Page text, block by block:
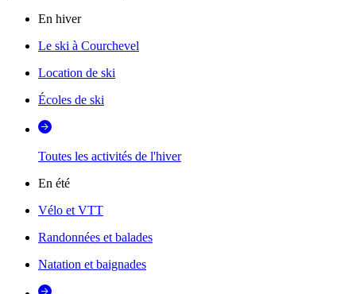
En hiver
Le ski à Courchevel
Location de ski
Écoles de ski
Toutes les activités de l'hiver
En été
Vélo et VTT
Randonnées et balades
Natation et baignades